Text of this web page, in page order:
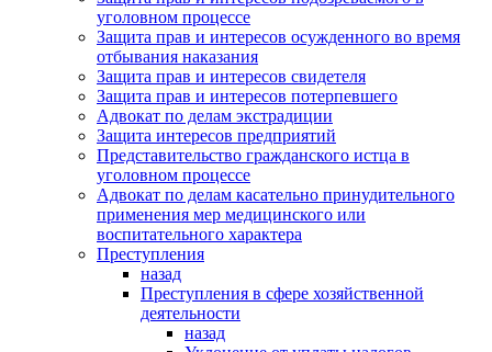
уголовном процессе
Защита прав и интересов осужденного во время
отбывания наказания
Защита прав и интересов свидетеля
Защита прав и интересов потерпевшего
Адвокат по делам экстрадиции
Защита интересов предприятий
Представительство гражданского истца в
уголовном процессе
Адвокат по делам касательно принудительного
применения мер медицинского или
воспитательного характера
Преступления
назад
Преступления в сфере хозяйственной
деятельности
назад